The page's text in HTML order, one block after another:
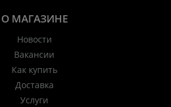
О МАГАЗИНЕ
Новости
Вакансии
Как купить
Доставка
Услуги